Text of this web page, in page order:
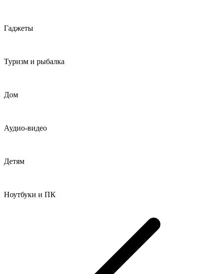
Гаджеты
Туризм и рыбалка
Дом
Аудио-видео
Детям
Ноутбуки и ПК